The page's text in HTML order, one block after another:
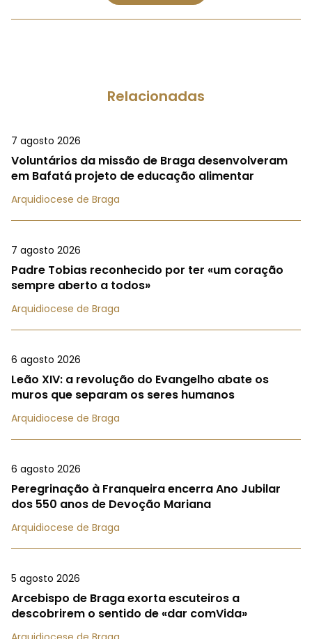
Relacionadas
7 agosto 2026
Voluntários da missão de Braga desenvolveram
em Bafatá projeto de educação alimentar
Arquidiocese de Braga
7 agosto 2026
Padre Tobias reconhecido por ter «um coração
sempre aberto a todos»
Arquidiocese de Braga
6 agosto 2026
Leão XIV: a revolução do Evangelho abate os
muros que separam os seres humanos
Arquidiocese de Braga
6 agosto 2026
Peregrinação à Franqueira encerra Ano Jubilar
dos 550 anos de Devoção Mariana
Arquidiocese de Braga
5 agosto 2026
Arcebispo de Braga exorta escuteiros a
descobrirem o sentido de «dar comVida»